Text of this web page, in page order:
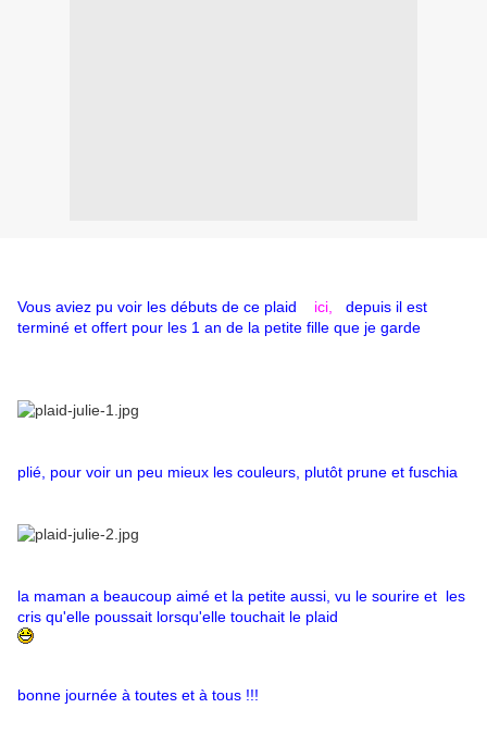
Vous aviez pu voir les débuts de ce plaid ici,
depuis il est
terminé et offert pour les 1 an de la petite fille que je garde
plié, pour voir un peu mieux les couleurs, plutôt prune et fuschia
la maman a beaucoup aimé et la petite aussi, vu le sourire et les
cris qu'elle poussait lorsqu'elle touchait le plaid
bonne journée à toutes et à tous !!!